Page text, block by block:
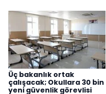
Üç bakanlık ortak
çalışacak; Okullara 30 bin
yeni güvenlik görevlisi